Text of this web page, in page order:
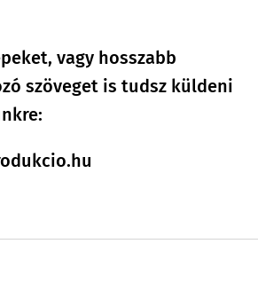
vagy hosszabb
szöveget is tudsz küldeni